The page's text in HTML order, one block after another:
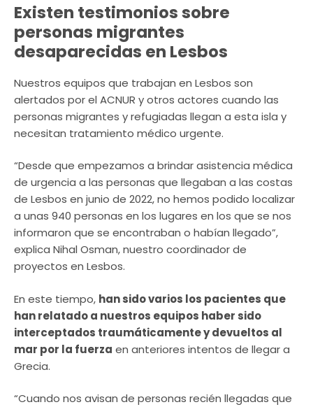
Existen testimonios sobre
personas migrantes
desaparecidas en Lesbos
Nuestros equipos que trabajan en Lesbos son
alertados por el ACNUR y otros actores cuando las
personas migrantes y refugiadas llegan a esta isla y
necesitan tratamiento médico urgente.
“Desde que empezamos a brindar asistencia médica
de urgencia a las personas que llegaban a las costas
de Lesbos en junio de 2022, no hemos podido localizar
a unas 940 personas en los lugares en los que se nos
informaron que se encontraban o habían llegado”,
explica Nihal Osman, nuestro coordinador de
proyectos en Lesbos.
En este tiempo, han sido varios los pacientes que
han relatado a nuestros equipos haber sido
interceptados traumáticamente y devueltos al
mar por la fuerza en anteriores intentos de llegar a
Grecia.
“Cuando nos avisan de personas recién llegadas que